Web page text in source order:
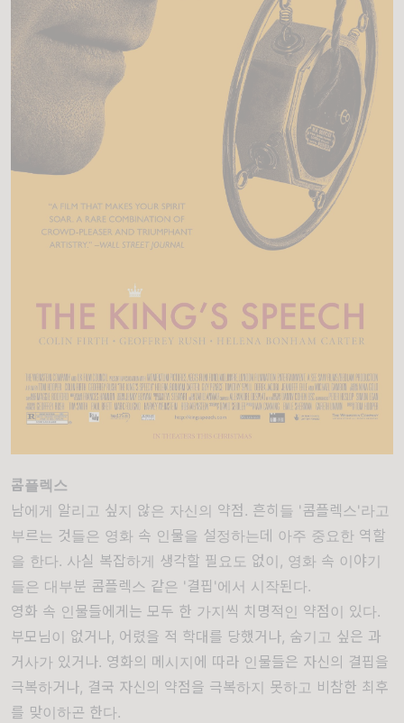
콤플렉스
남에게 알리고 싶지 않은 자신의 약점. 흔히들 '콤플렉스'라고
부르는 것들은 영화 속 인물을 설정하는데 아주 중요한 역할
을 한다. 사실 복잡하게 생각할 필요도 없이, 영화 속 이야기
들은 대부분 콤플렉스 같은 '결핍'에서 시작된다.
영화 속 인물들에게는 모두 한 가지씩 치명적인 약점이 있다.
부모님이 없거나, 어렸을 적 학대를 당했거나, 숨기고 싶은 과
거사가 있거나. 영화의 메시지에 따라 인물들은 자신의 결핍을
극복하거나, 결국 자신의 약점을 극복하지 못하고 비참한 최후
를 맞이하곤 한다.